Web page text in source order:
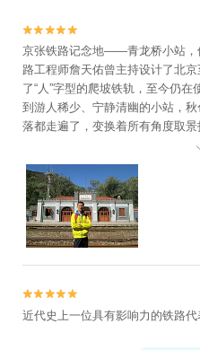


京张铁路记念地——青龙桥小站，
路工程师詹天佑曾主持设计了北
了“人”字型的爬坡铁轨，至今仍
到游人稀少、宁静清幽的小站，
落都走遍了，变换着所有角度取


近代史上一位具有影响力的铁路